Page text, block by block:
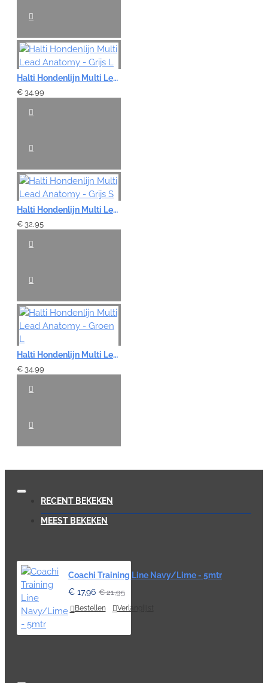
Halti Hondenlijn Multi Lead Anatomy - Grijs L
€ 34,99
Halti Hondenlijn Multi Lead Anatomy - Grijs S
€ 32,95
Halti Hondenlijn Multi Lead Anatomy - Groen L
€ 34,99
RECENT BEKEKEN
MEEST BEKEKEN
Coachi Training Line Navy/Lime - 5mtr
€ 17,96 € 21,95
Bestellen Verlanglijst